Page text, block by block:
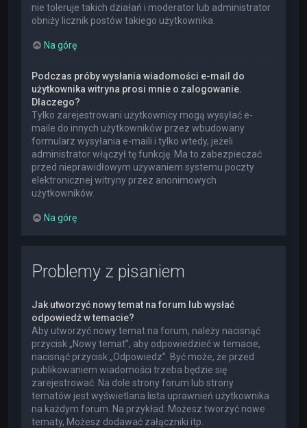
nie toleruje takich działań i moderator lub administrator
obniży licznik postów takiego użytkownika.
Na górę
Podczas próby wysłania wiadomości e-mail do
użytkownika witryna prosi mnie o zalogowanie.
Dlaczego?
Tylko zarejestrowani użytkownicy mogą wysyłać e-
maile do innych użytkowników przez wbudowany
formularz wysyłania e-maili i tylko wtedy, jeżeli
administrator włączył tę funkcję. Ma to zabezpieczać
przed nieprawidłowym używaniem systemu poczty
elektronicznej witryny przez anonimowych
użytkowników.
Na górę
Problemy z pisaniem
Jak utworzyć nowy temat na forum lub wysłać
odpowiedź w temacie?
Aby utworzyć nowy temat na forum, należy nacisnąć
przycisk „Nowy temat”, aby odpowiedzieć w temacie,
nacisnąć przycisk „Odpowiedz”. Być może, że przed
publikowaniem wiadomości trzeba będzie się
zarejestrować. Na dole strony forum lub strony
tematów jest wyświetlana lista uprawnień użytkownika
na każdym forum. Na przykład: Możesz tworzyć nowe
tematy, Możesz dodawać załączniki itp.